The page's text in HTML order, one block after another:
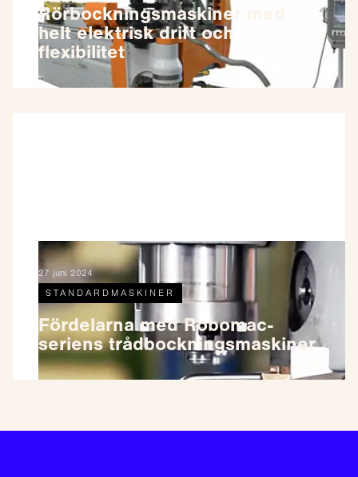
Rörbockningsmaskiner med
helt elektrisk drift och
flexibilitet
27 juni 2024
STANDARDMASKINER
Fördelarna med Robomac-
seriens trådbockningsmaskiner